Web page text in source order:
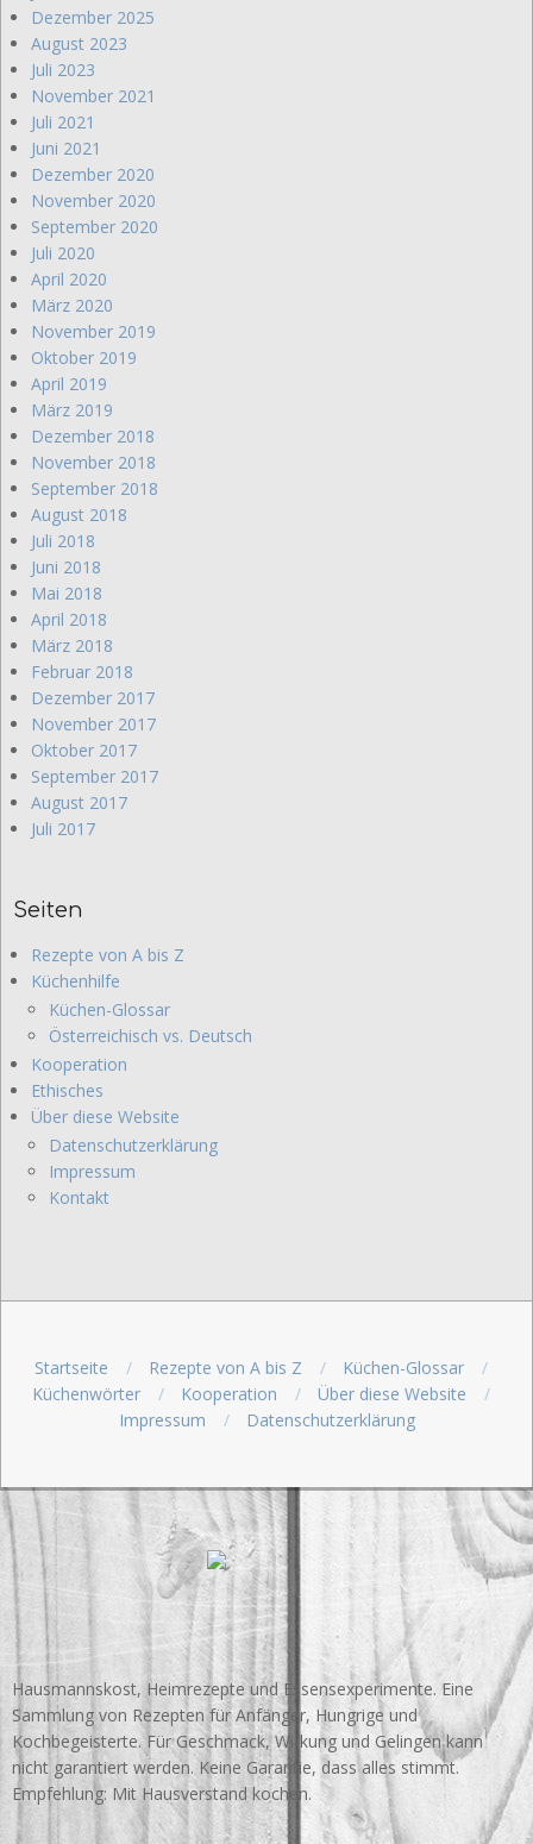
Dezember 2025
August 2023
Juli 2023
November 2021
Juli 2021
Juni 2021
Dezember 2020
November 2020
September 2020
Juli 2020
April 2020
März 2020
November 2019
Oktober 2019
April 2019
März 2019
Dezember 2018
November 2018
September 2018
August 2018
Juli 2018
Juni 2018
Mai 2018
April 2018
März 2018
Februar 2018
Dezember 2017
November 2017
Oktober 2017
September 2017
August 2017
Juli 2017
Seiten
Rezepte von A bis Z
Küchenhilfe
Küchen-Glossar
Österreichisch vs. Deutsch
Kooperation
Ethisches
Über diese Website
Datenschutzerklärung
Impressum
Kontakt
Startseite Rezepte von A bis Z
Küchen-Glossar
Küchenwörter
Kooperation
Über diese Website
Impressum
Datenschutzerklärung
Hausmannskost, Heimrezepte und Essensexperimente. Eine
Sammlung von Rezepten für Anfänger, Hungrige und
Kochbegeisterte. Für Geschmack, Wirkung und Gelingen kann
nicht garantiert werden. Keine Garantie, dass alles stimmt.
Empfehlung: Mit Hausverstand kochen.